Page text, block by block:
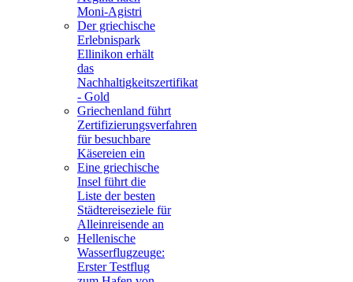
Moni-Agistri
Der griechische
Erlebnispark
Ellinikon erhält
das
Nachhaltigkeitszertifikat
- Gold
Griechenland führt
Zertifizierungsverfahren
für besuchbare
Käsereien ein
Eine griechische
Insel führt die
Liste der besten
Städtereiseziele für
Alleinreisende an
Hellenische
Wasserflugzeuge:
Erster Testflug